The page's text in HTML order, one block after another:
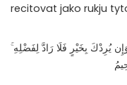
recitovat jako rukju
يُرِدْكَ بِخَيْرٍ فَلَا رَادَّ لِفَضْلِهِ